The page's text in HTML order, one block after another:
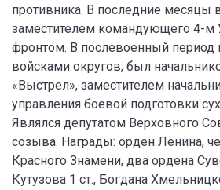
противника. В последние месяцы
заместителем командующего 4-м
фронтом. В послевоенный период
войсками округов, был
«Выстрел», заместителем
управления боевой подготовки
Являлся депутатом Верховного
созыва. Награды: орден Ленина,
Красного Знамени, два ордена
Кутузова 1 ст., Богдана